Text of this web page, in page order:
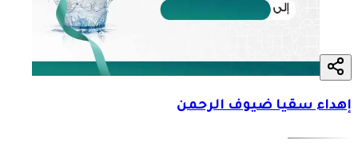
إهداء سقيا ضيوف الرحمن